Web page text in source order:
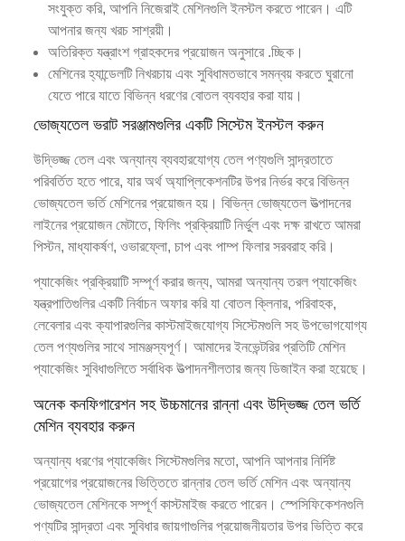
সংযুক্ত করি, আপনি নিজেরাই মেশিনগুলি ইনস্টল করতে পারেন। এটি
আপনার জন্য খরচ সাশ্রয়ী।
অতিরিক্ত যন্ত্রাংশ গ্রাহকদের প্রয়োজন অনুসারে .চ্ছিক।
মেশিনের হ্যান্ডেলটি নিখরচায় এবং সুবিধামতভাবে সমন্বয় করতে ঘুরানো
যেতে পারে যাতে বিভিন্ন ধরণের বোতল ব্যবহার করা যায়।
ভোজ্যতেল ভরাট সরঞ্জামগুলির একটি সিস্টেম ইনস্টল করুন
উদ্ভিজ্জ তেল এবং অন্যান্য ব্যবহারযোগ্য তেল পণ্যগুলি সান্দ্রতাতে
পরিবর্তিত হতে পারে, যার অর্থ অ্যাপ্লিকেশনটির উপর নির্ভর করে বিভিন্ন
ভোজ্যতেল ভর্তি মেশিনের প্রয়োজন হয়। বিভিন্ন ভোজ্যতেল উত্পাদনের
লাইনের প্রয়োজন মেটাতে, ফিলিং প্রক্রিয়াটি নির্ভুল এবং দক্ষ রাখতে আমরা
পিস্টন, মাধ্যাকর্ষণ, ওভারফ্লো, চাপ এবং পাম্প ফিলার সরবরাহ করি।
প্যাকেজিং প্রক্রিয়াটি সম্পূর্ণ করার জন্য, আমরা অন্যান্য তরল প্যাকেজিং
যন্ত্রপাতিগুলির একটি নির্বাচন অফার করি যা বোতল ক্লিনার, পরিবাহক,
লেবেলার এবং ক্যাপারগুলির কাস্টমাইজযোগ্য সিস্টেমগুলি সহ উপভোগযোগ্য
তেল পণ্যগুলির সাথে সামঞ্জস্যপূর্ণ। আমাদের ইনভেন্টরির প্রতিটি মেশিন
প্যাকেজিং সুবিধাগুলিতে সর্বাধিক উত্পাদনশীলতার জন্য ডিজাইন করা হয়েছে।
অনেক কনফিগারেশন সহ উচ্চমানের রান্না এবং উদ্ভিজ্জ তেল ভর্তি
মেশিন ব্যবহার করুন
অন্যান্য ধরণের প্যাকেজিং সিস্টেমগুলির মতো, আপনি আপনার নির্দিষ্ট
প্রয়োগের প্রয়োজনের ভিত্তিতে রান্নার তেল ভর্তি মেশিন এবং অন্যান্য
ভোজ্যতেল মেশিনকে সম্পূর্ণ কাস্টমাইজ করতে পারেন। স্পেসিফিকেশনগুলি
পণ্যটির সান্দ্রতা এবং সুবিধার জায়গাগুলির প্রয়োজনীয়তার উপর ভিত্তি করে